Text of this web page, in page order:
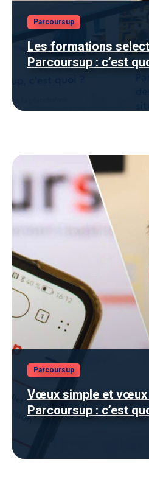
Parcoursup
Les formations
Parcoursup : c’est
Parcoursup
Vœux simple et vœux
Parcoursup : c’est